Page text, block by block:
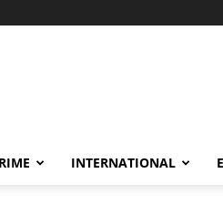
INTERNATIONAL